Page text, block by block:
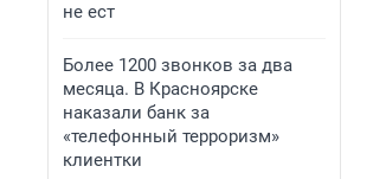
не ест
Более 1200 звонков за два
месяца. В Красноярске
наказали банк за
«телефонный терроризм»
клиентки